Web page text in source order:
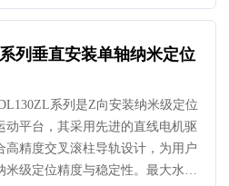
需要纳米级定位精度的检测项目微
可达1g。全行程平面度和直线度小
率1nm，重复定位精度±100nm至
精度+150nm至±200nm。DL180系
运动精度，大行程，高动态性能和
的综合性纳米定位平台，可应用于
物医疗领域的基因测序、光纤微系
检测、表面轮廓检测等需要纳米级
测项目.
列垂直安装单轴纳米定位
系列是Z向安装纳米级定位
动平台，其采用先进的直线电机驱
高精度交叉滚柱导轨设计，为用户
米级定位精度与稳定性。最大水平